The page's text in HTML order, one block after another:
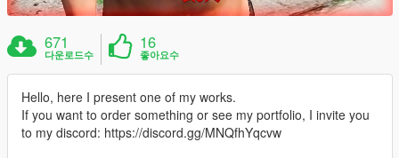
671
다운로드수
16
좋아요수
Hello, here I present one of my works.
If you want to order something or see my portfolio, I invite you
to my discord: https://discord.gg/MNQfhYqcvw